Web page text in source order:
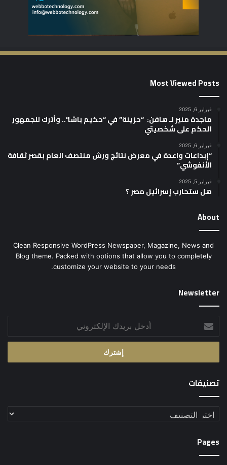
Most Viewed Posts
فبراير 6, 2025
ماجدة منير لـ هافن: “حزينة” في “حكيم باشا”.. وأترك للجمهور
الحكم على شخصيتي
فبراير 6, 2025
“إبداعات واعدة في معرض نتائج ورش منتصف العام بقصر ثقافة
الأنفوشي”
فبراير 5, 2025
هل ستحارب إسرائيل مصر ؟
About
Clean Responsive WordPress Newspaper, Magazine, News and
Blog theme. Packed with options that allow you to completely
customize your website to your needs.
Newsletter
بريدك
الإلكتروني
تصنيفات
تصنيفات
Pages